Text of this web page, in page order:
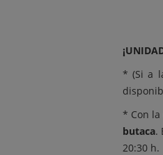
* (Si a
* Con
butaca.
20:30 h.